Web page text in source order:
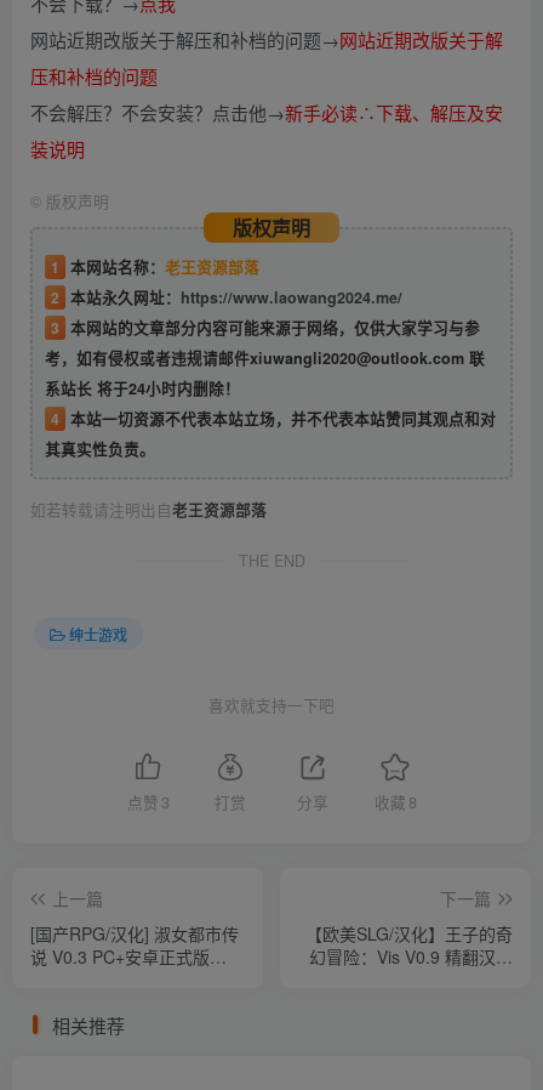
网站近期改版关于解压和补档的问题→网站近期改版关于解
压和补档的问题
不会解压？不会安装？点击他→新手必读∴下载、解压及安
装说明
© 版权声明
版权声明
1 本网站名称： 老王资源部落
2 本站永久网址： https://www.laowang2024.me/
3 本网站的文章部分内容可能来源于网络，仅供大家学习与参
考，如有侵权或者违规请邮件xiuwangli2020@outlook.com 联
系站长 将于24小时内删除！
4 本站一切资源不代表本站立场，并不代表本站赞同其观点和对
其真实性负责。
如若转载请注明出自老王资源部落
THE END
绅士游戏
喜欢就支持一下吧
点赞 3 打赏 分享 收藏 8
上一篇
[国产RPG/汉化] 淑女都市传
说 V0.3 PC+安卓正式版
下一篇
【欧美SLG/汉化】王子的奇
幻冒险：Vis V0.9 精翻汉化
相关推荐